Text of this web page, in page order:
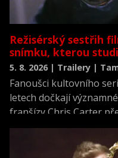
Režisérský sestřih
snímku, kterou
5. 8. 2026 | Trailery |
Fanoušci kultovního
letech dočkají
franšízy Chris Carter
neviděné režisérské